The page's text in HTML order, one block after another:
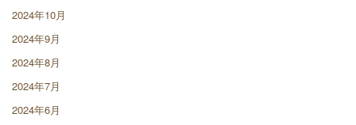
2024年10月
2024年9月
2024年8月
2024年7月
2024年6月